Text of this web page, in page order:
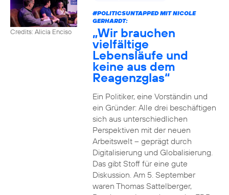
Credits: Alicia Enciso
#POLITICSUNTAPPEDMIT NICOLE
GERHARDT:
„Wir brauchen
vielfältige
Lebensläufe und
keine aus dem
Reagenzglas“
Ein Politiker, eine Vorständin und
ein Gründer: Alle drei beschäftigen
sich aus unterschiedlichen
Perspektiven mit der neuen
Arbeitswelt – geprägt durch
Digitalisierung und Globalisierung.
Das gibt Stoff für eine gute
Diskussion. Am 5. September
waren Thomas Sattelberger,